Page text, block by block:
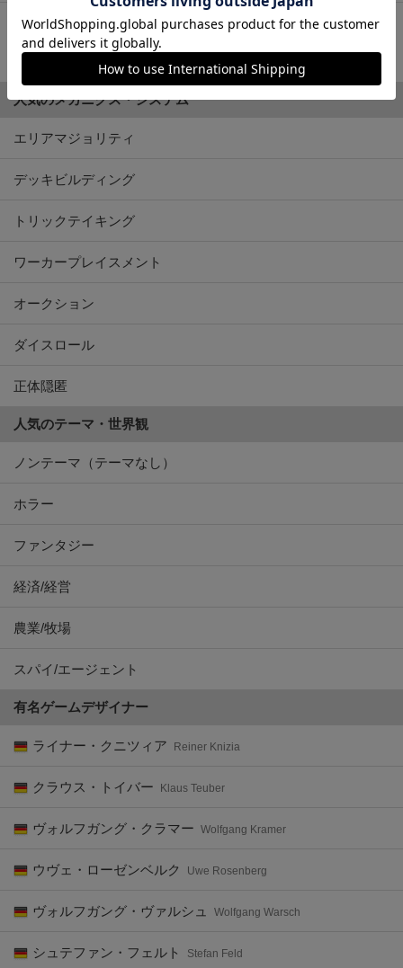
子供向け（ファミリー）
大人も意外と白熱！小さなお子様も一緒にボードゲームを楽
しむなら
人気のメカニクス・システム
エリアマジョリティ
デッキビルディング
トリックテイキング
ワーカープレイスメント
オークション
ダイスロール
正体隠匿
人気のテーマ・世界観
ノンテーマ（テーマなし）
ホラー
ファンタジー
経済/経営
農業/牧場
スパイ/エージェント
有名ゲームデザイナー
ライナー・クニツィア Reiner Knizia
クラウス・トイバー Klaus Teuber
ヴォルフガング・クラマー Wolfgang Kramer
ウヴェ・ローゼンベルク Uwe Rosenberg
ヴォルフガング・ヴァルシュ Wolfgang Warsch
シュテファン・フェルト Stefan Feld